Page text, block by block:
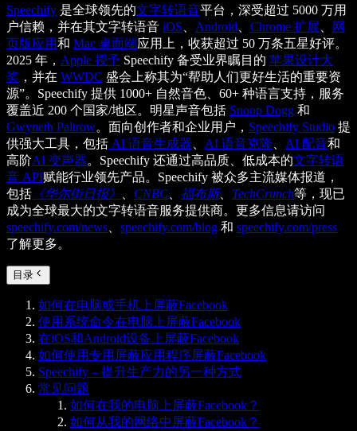
Speechify 是全球领先的文字转语音平台，深受超过 5000 万用
户信赖，并在其文字转语音 iOS Android Chrome 扩展
网
页版应用和 Mac 桌面端应用上，收获超过 50 万条五星好评。
2025 年， Apple 授予 Speechify 备受业界瞩目的 苹果设计大
奖 ，并在 WWDC 盛会上称其为“帮助人们更好生活的重要资
源”。Speechify 提供 1000+ 自然音色、60+ 种语言支持，服务
覆盖近 200 个国家/地区。明星声音包括 Snoop Dogg 和
Gwyneth Paltrow。面向创作者和企业用户， Speechify Studio 提
供强大工具，包括 AI 语音生成器 AI 语音克隆 AI 配音和
高阶AI 变声器。Speechify 还通过高品质、低成本的文字转语
音 API赋能行业领先产品。Speechify 被众多主流媒体报道，
包括 《华尔街日报》 CNBC 福布斯、 TechCrunch等，现已
成为全球最大的文字转语音服务提供商。更多信息请访问
speechify.com/news
speechify.com/blog 和 speechify.com/press
了解更多。
目录
如何在电脑或手机上屏蔽Facebook
使用系统命令在电脑上屏蔽Facebook
在iOS和Android设备上屏蔽Facebook
如何使用专用屏蔽应用程序屏蔽Facebook
Speechify – 提升生产力的另一种方式
常见问题
如何在我的电脑上屏蔽Facebook？
如何从我的网络中屏蔽Facebook？